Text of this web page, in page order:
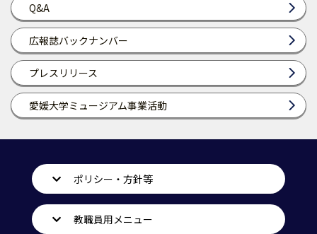
Q&A
広報誌バックナンバー
プレスリリース
愛媛大学ミュージアム事業活動
ポリシー・方針等
教職員用メニュー